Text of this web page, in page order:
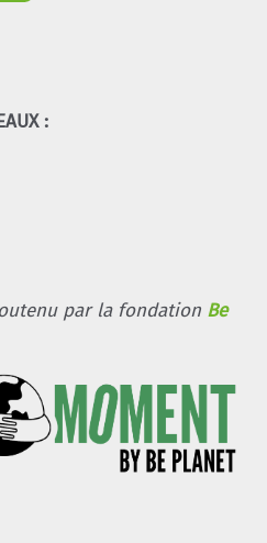
:
par la fondation Be